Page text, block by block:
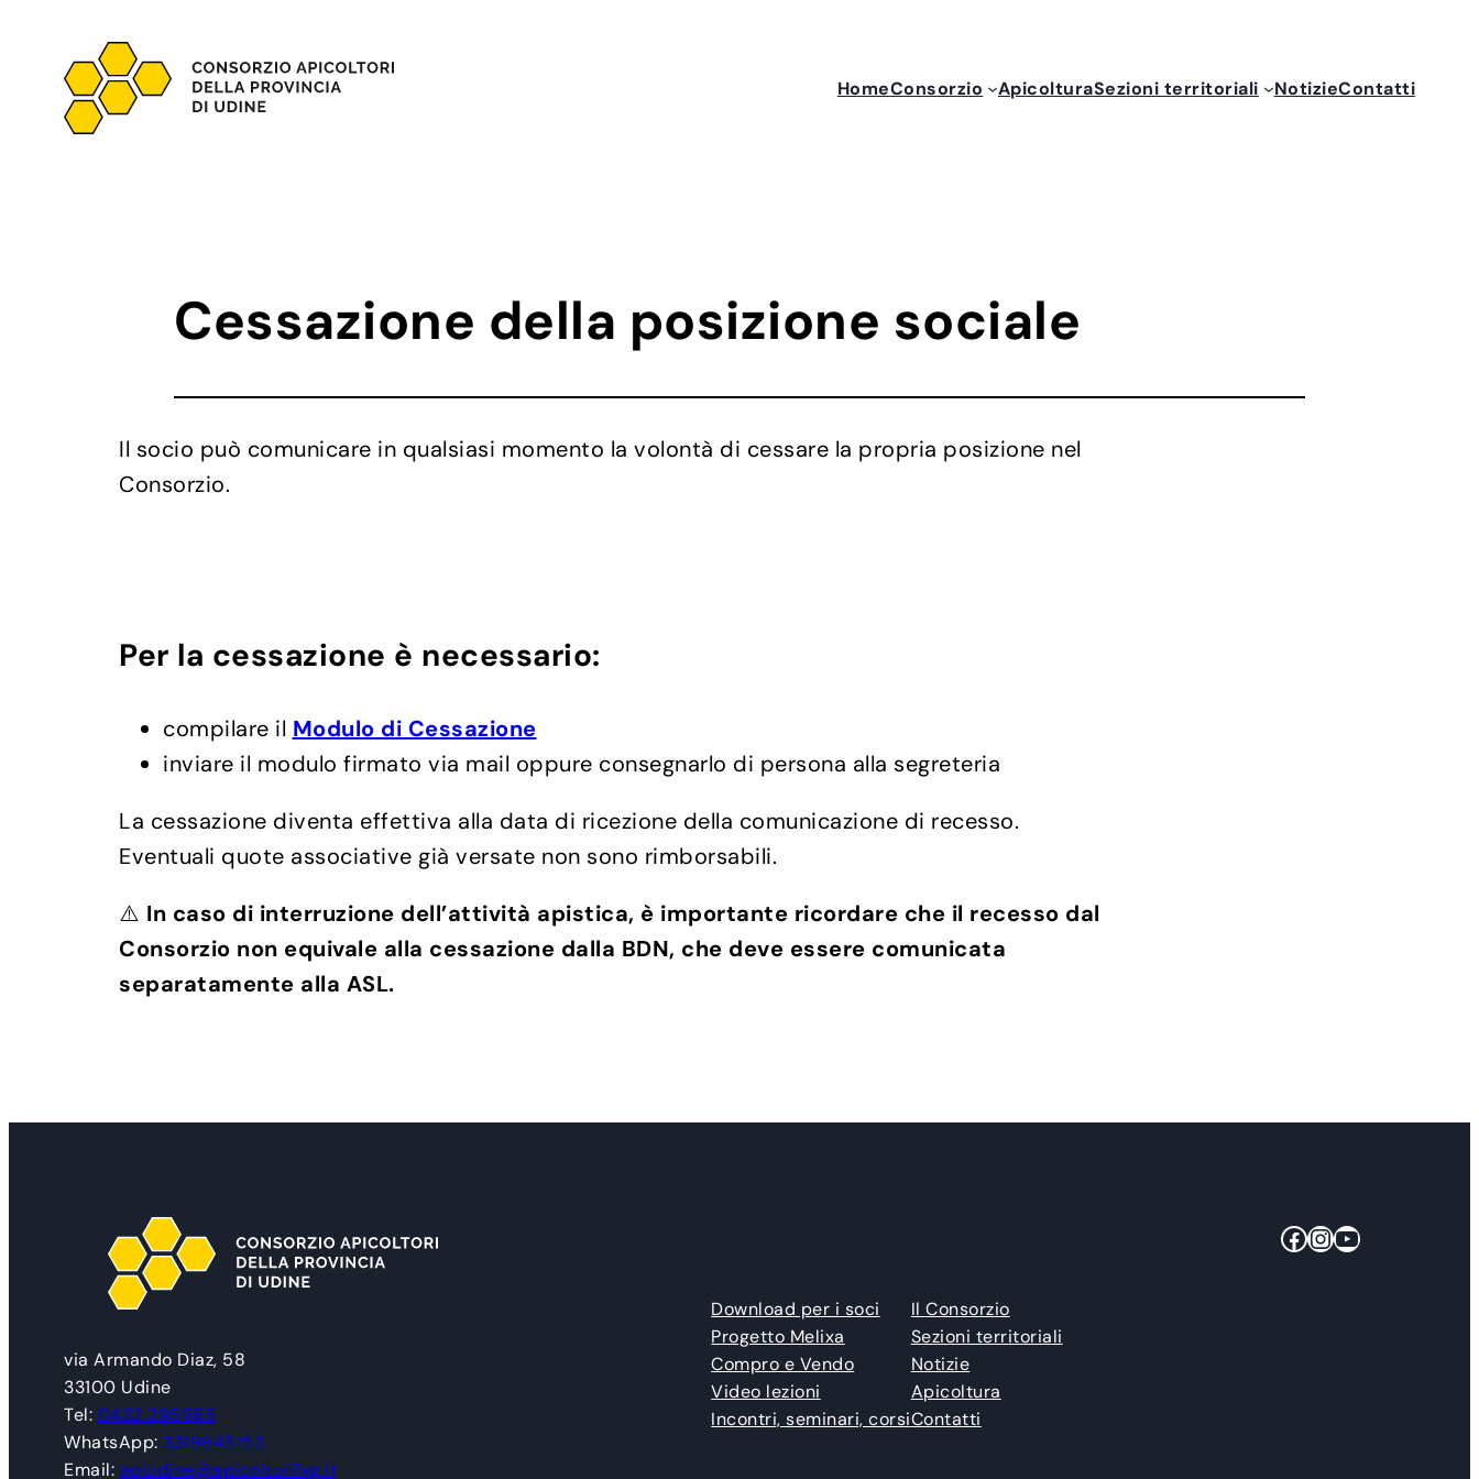
contenuto
HomeConsorzio ApicolturaSezioni territoriali NotizieContatti
Cessazione della posizione sociale
Il socio può comunicare in qualsiasi momento la volontà di cessare la propria posizione nel
Consorzio.
Per la cessazione è necessario:
compilare il Modulo di Cessazione
inviare il modulo firmato via mail oppure consegnarlo di persona alla segreteria
La cessazione diventa effettiva alla data di ricezione della comunicazione di recesso.
Eventuali quote associative già versate non sono rimborsabili.
⚠️ In caso di interruzione dell’attività apistica, è importante ricordare che il recesso dal
Consorzio non equivale alla cessazione dalla BDN, che deve essere comunicata
separatamente alla ASL.
via Armando Diaz, 58
33100 Udine
Tel: 0432 295985
WhatsApp: 3319845153
Email: apiudine@apicoltorifvg.it
Download per i soci
Progetto Melixa
Compro e Vendo
Video lezioni
Incontri, seminari, corsi
Il Consorzio
Sezioni territoriali
Notizie
Apicoltura
Contatti
Facebook
Instagram
YouTube